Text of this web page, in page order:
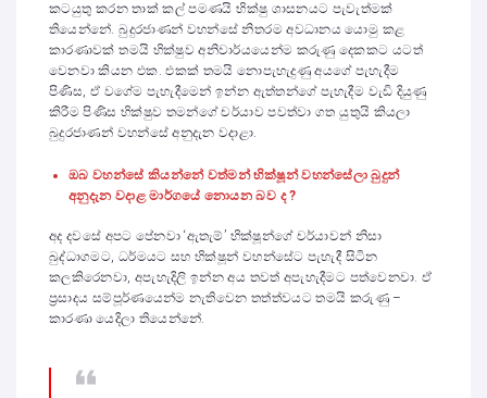
කටයුතු කරන තාක් කල් පමණයි භික්ෂු ශාසනයට පැවැත්මක්
තියෙන්නේ. බුදුරජාණන් වහන්සේ නිතරම අවධානය යොමු කළ
කාරණාවක් තමයි භික්ෂුව අනිවාර්යයෙන්ම කරුණු දෙකකට යටත්
වෙනවා කියන එක. එකක් තමයි නොපැහැදුණු අයගේ පැහැදීම
පිණිස, ඒ වගේම පැහැදීමෙන් ඉන්න ඇත්තන්ගේ පැහැදීම වැඩි දියුණු
කිරීම පිණිස භික්ෂුව තමන්ගේ චර්යාව පවත්වා ගත යුතුයි කියලා
බුදුරජාණන් වහන්සේ අනුදැන වදාළා.
ඔබ වහන්සේ කියන්නේ වත්මන් භික්ෂූන් වහන්සේලා බුදුන්
අනුදැන වදාළ මාර්ගයේ නොයන බව ද ?
අද දවසේ අපට පේනවා ‘ඇතැම්’ භික්ෂූන්ගේ චර්යාවන් නිසා
බුද්ධාගමට, ධර්මයට සහ භික්ෂූන් වහන්සේට පැහැදී සිටින
කලකිරෙනවා, අපැහැදිලි ඉන්න අය තවත් අපැහැදීමට පත්වෙනවා. ඒ
ප්‍රසාදය සම්පූර්ණයෙන්ම නැතිවෙන තත්ත්වයට තමයි කරුණු –
කාරණා යෙදිලා තියෙන්නේ.